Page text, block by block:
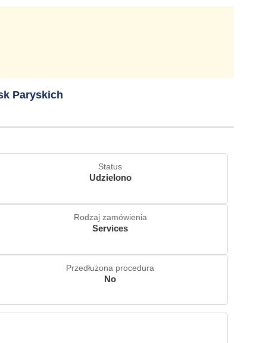
Paryskich
Status
Udzielono
Rodzaj zamówienia
Services
Przedłużona procedura
No